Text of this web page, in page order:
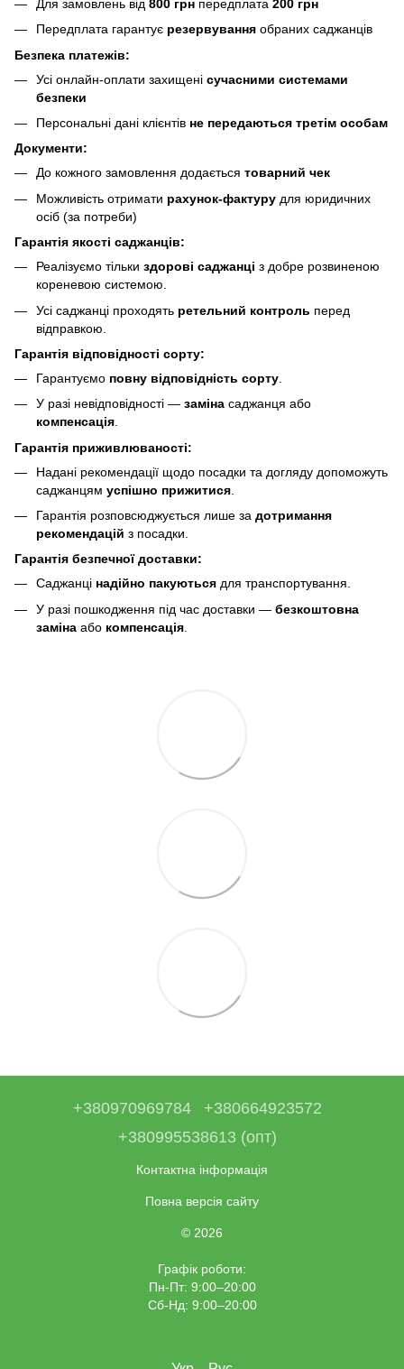
Для замовлень від 800 грн передплата 200 грн
Передплата гарантує резервування обраних саджанців
Безпека платежів:
Усі онлайн-оплати захищені сучасними системами
безпеки
Персональні дані клієнтів не передаються третім особам
Документи:
До кожного замовлення додається товарний чек
Можливість отримати рахунок-фактуру для юридичних
осіб (за потреби)
Гарантія якості саджанців:
Реалізуємо тільки здорові саджанці з добре розвиненою
кореневою системою.
Усі саджанці проходять ретельний контроль перед
відправкою.
Гарантія відповідності сорту:
Гарантуємо повну відповідність сорту
У разі невідповідності — заміна саджанця або
компенсація.
Гарантія приживлюваності:
Надані рекомендації щодо посадки та догляду допоможуть
саджанцям успішно прижитися
Гарантія розповсюджується лише за дотримання
рекомендацій з посадки.
Гарантія безпечної доставки:
Саджанці надійно пакуються для транспортування.
У разі пошкодження під час доставки — безкоштовна
заміна або компенсація
+380970969784
+380664923572
+380995538613 (опт)
Контактна інформація
Повна версія сайту
© 2026
Графік роботи:
Пн-Пт: 9:00–20:00
Сб-Нд: 9:00–20:00